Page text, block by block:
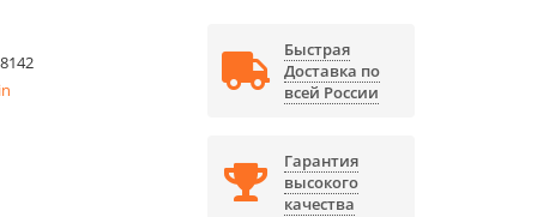
Быстрая
Доставка по
всей России
Гарантия
высокого
качества